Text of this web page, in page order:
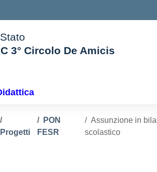
3° Circolo De Amicis
Progetti
PON
FESR
Assunzione in
scolastico